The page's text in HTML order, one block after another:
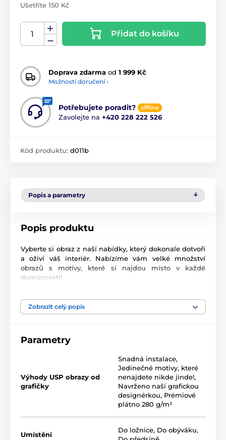
Ušetříte 150 Kč
Přidat do košíku
Doprava zdarma od 1 999 Kč
Možnosti doručení ›
Potřebujete poradit? offline
Zavolejte na +420 228 222 526
Kód produktu: d011b
Popis a parametry
Popis produktu
Vyberte si obraz z naší nabídky, který dokonale dotvoří
a oživí váš interiér. Nabízíme vám velké množství
obrazů s motivy, které si najdou místo v každé
domácnosti!
Kvalita je pro nás důležitá a proto jsme pro naše
pružné plátno, jehož hmotnost je
jsme ani na pečlivý výběr barev, které jsou
, což znamená, že nezapáchají a
nevypouštějí škodlivé látky do ovzduší, proto je jen na
vás, do kterého pokoje obraz zavěsíte. V neposlední
řadě je důležitá také technologie tisku. Abychom
zajistili, že obrazy budou výrazné a kvalitní,
zaměřujeme se na tisk, který poskytujesytost barev
Zobrazit celý popis
Parametry
Výhody USP obrazy od
grafičky
Snadná instalace,
Jedinečné motivy, které
nenajdete nikde jinde!,
Navrženo naší grafickou
designérkou, Prémiové
plátno 280 g/m²
Umístění
Do ložnice, Do obýváku,